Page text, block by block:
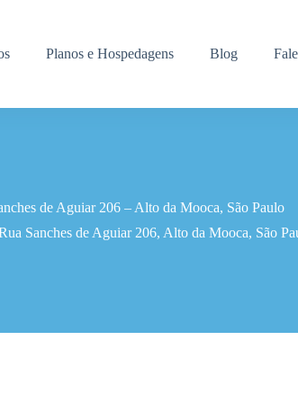
Planos e Hospedagens Blog
de Aguiar 206 – Alto da Mooca, São Paulo
Sanches de Aguiar 206, Alto da Mooca, São